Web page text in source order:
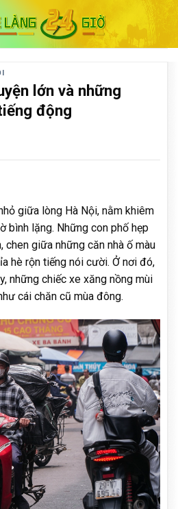
lớn và những
động
giữa lòng Hà Nội, nằm khiêm
bình lặng. Những con phố hẹp
chen giữa những căn nhà ố màu
hè rộn tiếng nói cười. Ở nơi đó,
những chiếc xe xăng nồng mùi
cái chăn cũ mùa đông.